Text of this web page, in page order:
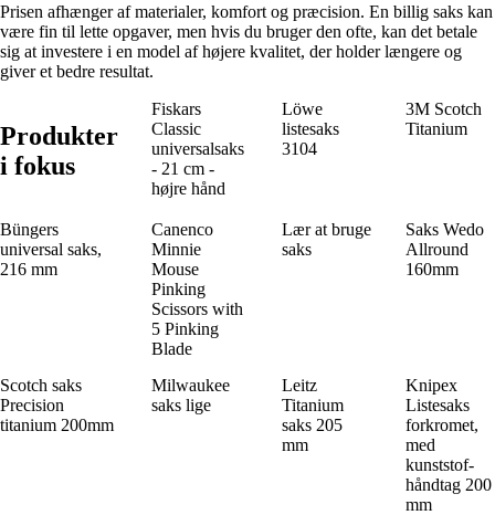
Prisen afhænger af materialer, komfort og præcision. En billig saks kan
være fin til lette opgaver, men hvis du bruger den ofte, kan det betale
sig at investere i en model af højere kvalitet, der holder længere og
giver et bedre resultat.
Produkter
i fokus
Fiskars
Classic
universalsaks
- 21 cm -
højre hånd
Löwe
listesaks
3104
3M Scotch
Titanium
Büngers
universal saks,
216 mm
Canenco
Minnie
Mouse
Pinking
Scissors with
5 Pinking
Blade
Lær at bruge
saks
Saks Wedo
Allround
160mm
Scotch saks
Precision
titanium 200mm
Milwaukee
saks lige
Leitz
Titanium
saks 205
mm
Knipex
Listesaks
forkromet,
med
kunststof-
håndtag 200
mm